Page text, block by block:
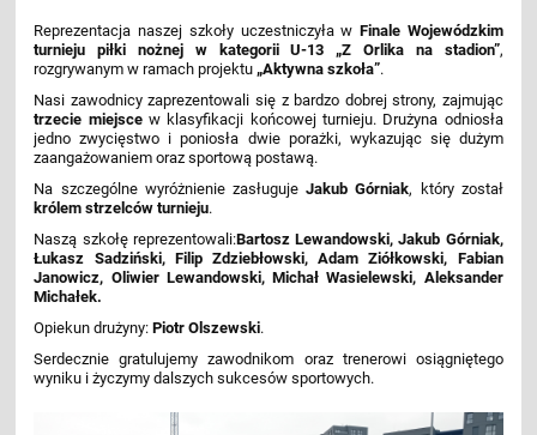
Reprezentacja naszej szkoły uczestniczyła w Finale Wojewódzkim
turnieju piłki nożnej w kategorii U-13 „Z Orlika na stadion”,
rozgrywanym w ramach projektu „Aktywna szkoła”.
Nasi zawodnicy zaprezentowali się z bardzo dobrej strony, zajmując
trzecie miejscew klasyfikacji końcowej turnieju. Drużyna odniosła
jedno zwycięstwo i poniosła dwie porażki, wykazując się dużym
zaangażowaniem oraz sportową postawą.
Na szczególne wyróżnienie zasługujeJakub Górniak, który został
królem strzelców turnieju.
Naszą szkołę reprezentowali:Bartosz Lewandowski, Jakub Górniak,
Łukasz Sadziński, Filip Zdziebłowski, Adam Ziółkowski, Fabian
Janowicz, Oliwier Lewandowski, Michał Wasielewski, Aleksander
Michałek.
Opiekun drużyny:Piotr Olszewski.
Serdecznie gratulujemy zawodnikom oraz trenerowi osiągniętego
wyniku i życzymy dalszych sukcesów sportowych.